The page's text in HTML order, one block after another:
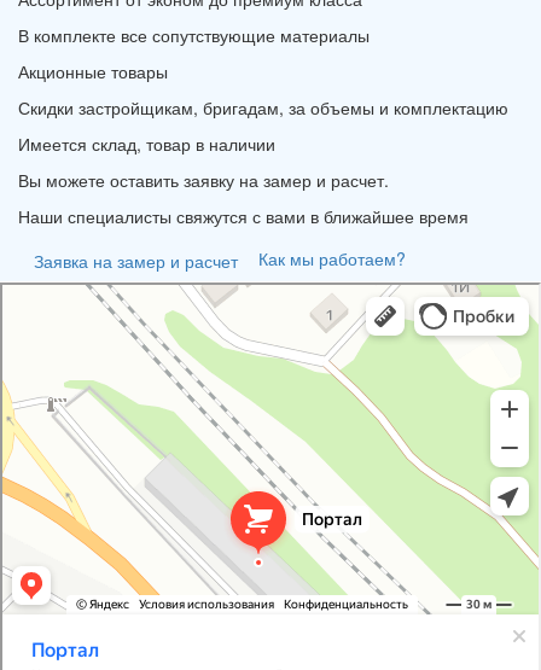
В комплекте все сопутствующие материалы
Акционные товары
Скидки застройщикам, бригадам, за объемы и комплектацию
Имеется склад, товар в наличии
Вы можете оставить заявку на замер и расчет.
Наши специалисты свяжутся с вами в ближайшее время
Заявка на замер и расчет
Как мы работаем?
Кровля и кровельные материалы в Новороссийске
Фасады и фасадные системы в Новороссийске